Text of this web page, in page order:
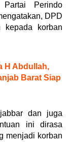
Perindo
DPD
kepada korban
H Abdullah,
Barat Siap
dan juga
ini dirasa
menjadi korban